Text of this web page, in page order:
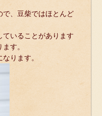
で、豆柴ではほとんど
いることがあります
す。
ります。